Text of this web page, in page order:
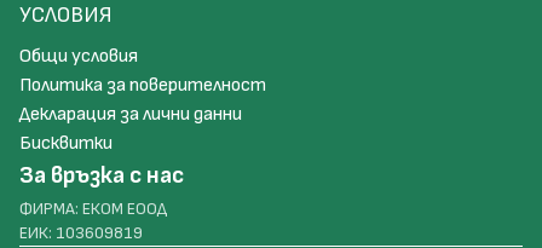
УСЛОВИЯ
Общи условия
Политика за поверителност
Декларация за лични данни
Бисквитки
За връзка с нас
ФИРМА: ЕКОМ ЕООД
ЕИК: 103609819